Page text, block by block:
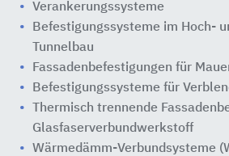
Verankerungssysteme
Befestigungssysteme im Hoch-
Tunnelbau
Fassadenbefestigungen für
Befestigungssysteme für
Thermisch trennende
Glasfaserverbundwerkstoff
Wärmedämm-Verbundsysteme